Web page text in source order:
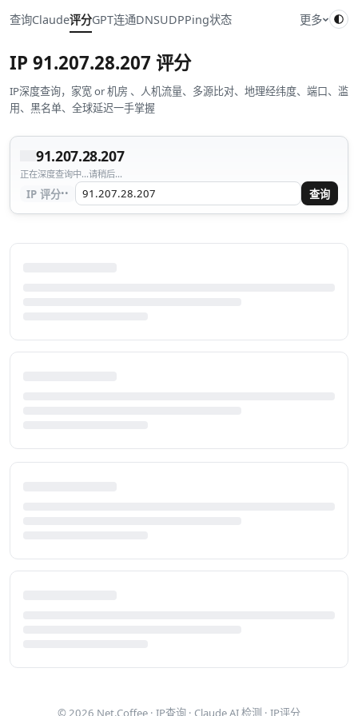
查询Claude评分GPT连通DNSUDPPing状态 更多
IP 91.207.28.207 评分
IP深度查询，家宽 or 机房 、人机流量、多源比对、地理经纬度、端口、滥
用、黑名单、全球延迟一手掌握
91.207.28.207
正在深度查询中...请稍后...
IP 评分·· 查询
© 2026 Net.Coffee · IP查询 · Claude AI 检测 · IP评分